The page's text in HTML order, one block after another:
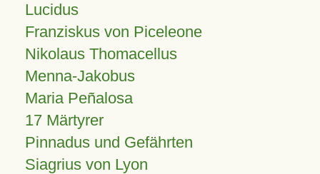
Lucidus
Franziskus von Piceleone
Nikolaus Thomacellus
Menna-Jakobus
Maria Peñalosa
17 Märtyrer
Pinnadus und Gefährten
Siagrius von Lyon